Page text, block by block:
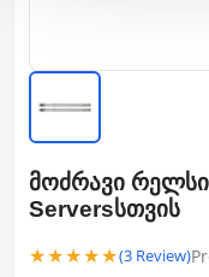
მოძრავი
Serversსთვის
★★★★★(3 Review)